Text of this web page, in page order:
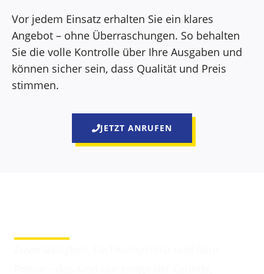
Vor jedem Einsatz erhalten Sie ein klares
Angebot – ohne Überraschungen. So behalten
Sie die volle Kontrolle über Ihre Ausgaben und
können sicher sein, dass Qualität und Preis
stimmen.
JETZT ANRUFEN